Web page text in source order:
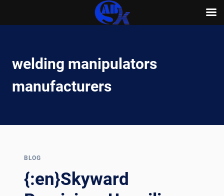
content
welding manipulators
manufacturers
BLOG
{:en}Skyward